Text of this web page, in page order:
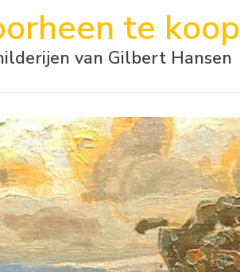
te koop
van Gilbert Hansen